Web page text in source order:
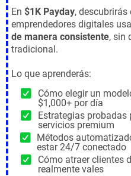
En $1K Payday,
emprendedores digitales
de manera consistente, sin
tradicional.
Lo que aprenderás:
Cómo elegir un
$1,000+ por día
Estrategias probadas
servicios premium
Métodos
estar 24/7 conectado
Cómo atraer clientes
realmente vales